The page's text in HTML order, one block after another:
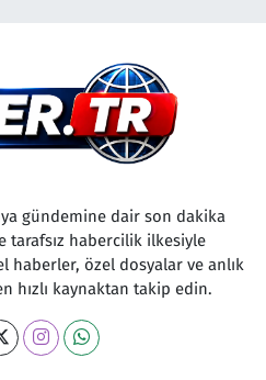
gündemine dair son dakika
tarafsız habercilik ilkesiyle
haberler, özel dosyalar ve anlık
hızlı kaynaktan takip edin.